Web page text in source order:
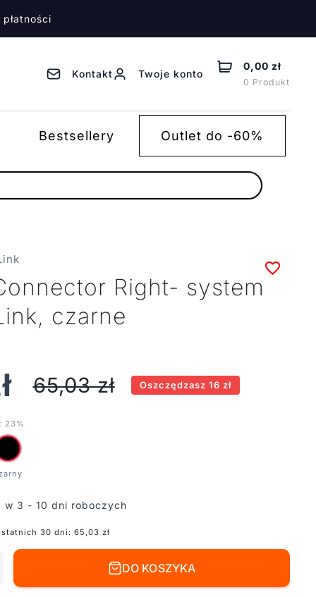
Kontakt Twoje konto
Bestsellery Outlet do -60%
0,00 zł
0 Produkt
Right- system
czarne
65,03zł Oszczędzasz 16 zł
23%
w 3 - 10 dni roboczych
30 dni: 65,03 zł
DO KOSZYKA